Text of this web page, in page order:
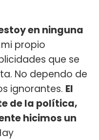
en ninguna
mi propio
que se
No dependo de
ignorantes. El
de la política,
hicimos un